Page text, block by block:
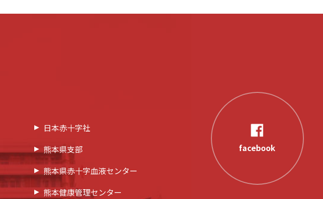
日本赤十字社
熊本県支部
熊本県赤十字血液センター
熊本健康管理センター
facebook